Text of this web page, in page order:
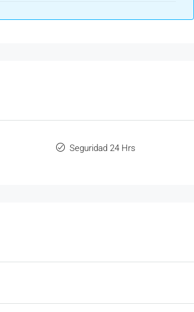
Seguridad 24 Hrs